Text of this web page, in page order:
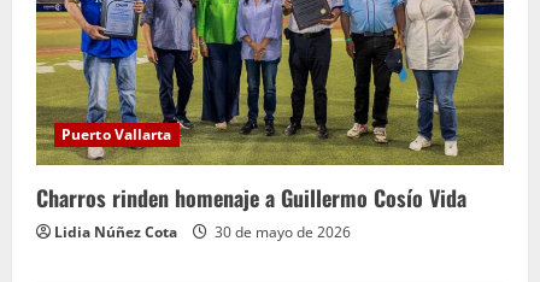
Puerto Vallarta
Charros rinden homenaje a Guillermo Cosío Vida
Lidia Núñez Cota 30 de mayo de 2026